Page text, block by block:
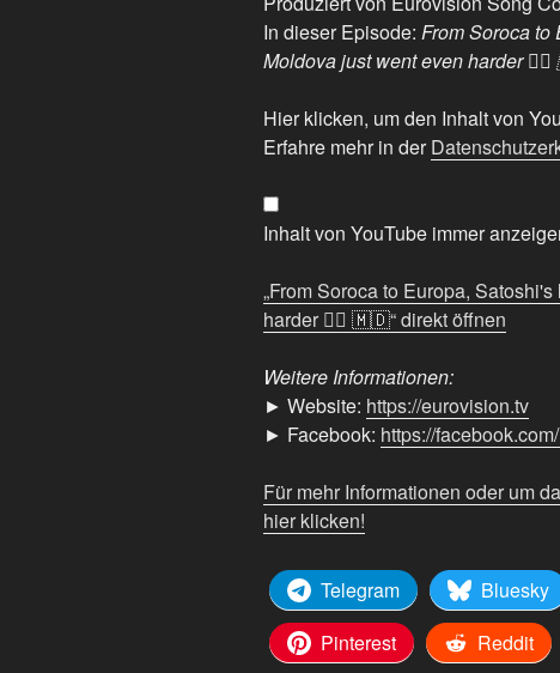
In dieser Episode: From Soroca to
Moldova just went even harder
„From
Soroca
Europa,
Satoshi's
song
to
just
went
even
❤️‍🔥
🇲🇩“
YouTube
anzeigen
Hier klicken, um den Inhalt von
Erfahre mehr in der
Inhalt von YouTube immer
„From Soroca to Europa,
harder ❤️‍🔥 🇲🇩“ direkt öffnen
Weitere Informationen:
► Website: https://eurovision.tv
► Facebook: https://
Für mehr Informationen oder um
hier klicken!
Telegram Bluesky
Pinterest
Reddit